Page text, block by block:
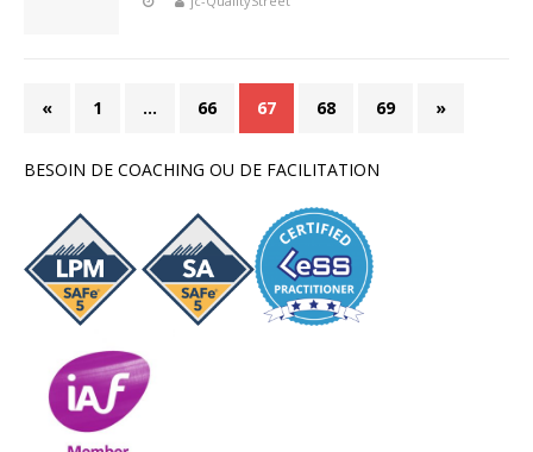
« 1 … 66 67 68 69 »
BESOIN DE COACHING OU DE FACILITATION